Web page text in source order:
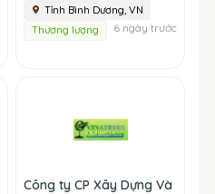
Tỉnh Bình Dương, VN
Thương lượng
6 ngày trước
Công ty CP Xây Dựng Và